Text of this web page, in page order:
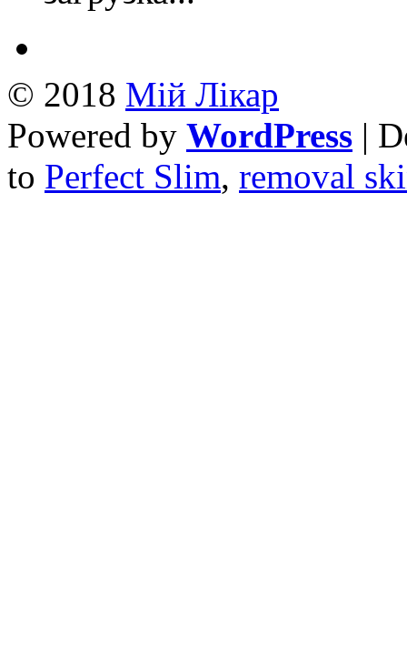
© 2018 Mій Лікар
Powered by WordPress |
to Perfect Slim, removal